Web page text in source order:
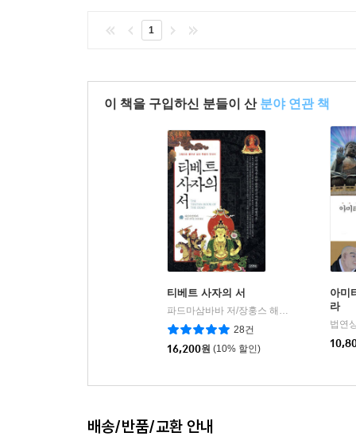
1
이 책을 구입하신 분들이 산 분야 연관 책
티베트 사자의 서
파드마삼바바 저/장훙스 해설/장순용 역 | 김
28건
16,200원 (10% 할인)
아미
라
법연
배송/반품/교환 안내